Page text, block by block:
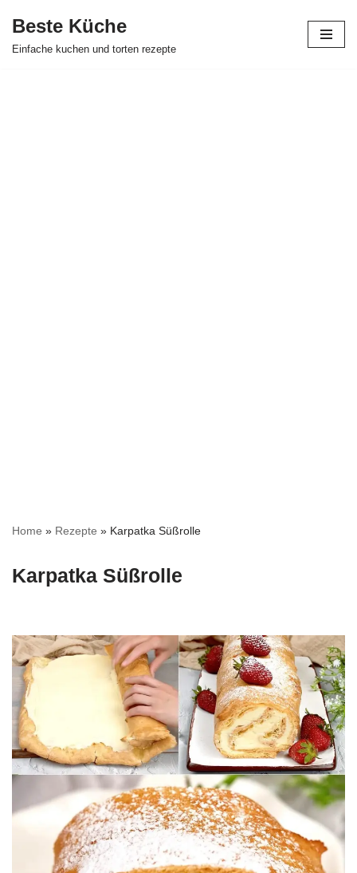
Zum
Beste Küche
Einfache kuchen und torten rezepte
Home » Rezepte » Karpatka Süßrolle
Karpatka Süßrolle